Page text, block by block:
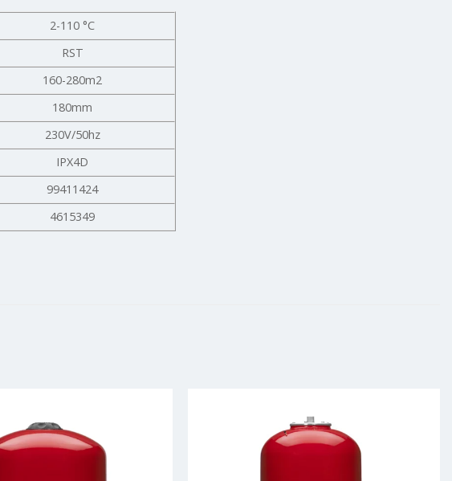
2-110 °C
RST
160-280m2
180mm
230V/50hz
IPX4D
99411424
4615349